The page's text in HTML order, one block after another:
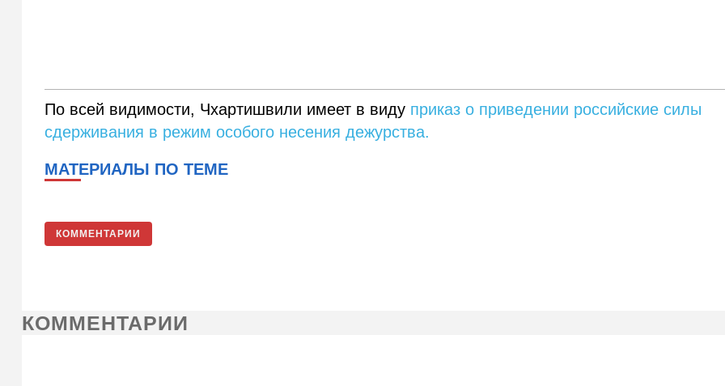
По всей видимости, Чхартишвили имеет в виду приказ о приведении российские силы
сдерживания в режим особого несения дежурства.
МАТЕРИАЛЫ ПО ТЕМЕ
КОММЕНТАРИИ
КОММЕНТАРИИ